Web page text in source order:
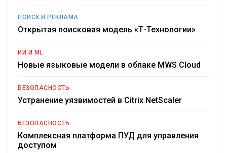
ПОИСК И РЕКЛАМА
Открытая поисковая модель «Т-Технологии»
ИИ И ML
Новые языковые модели в облаке MWS Cloud
БЕЗОПАСНОСТЬ
Устранение уязвимостей в Citrix NetScaler
БЕЗОПАСНОСТЬ
Комплексная платформа ПУД для управления
доступом